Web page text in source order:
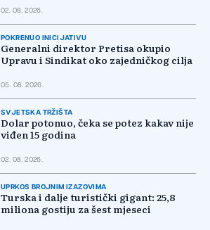
02. 08. 2026.
POKRENUO INICIJATIVU
Generalni direktor Pretisa okupio
Upravu i Sindikat oko zajedničkog cilja
05. 08. 2026.
SVJETSKA TRŽIŠTA
Dolar potonuo, čeka se potez kakav nije
viđen 15 godina
02. 08. 2026.
UPRKOS BROJNIM IZAZOVIMA
Turska i dalje turistički gigant: 25,8
miliona gostiju za šest mjeseci